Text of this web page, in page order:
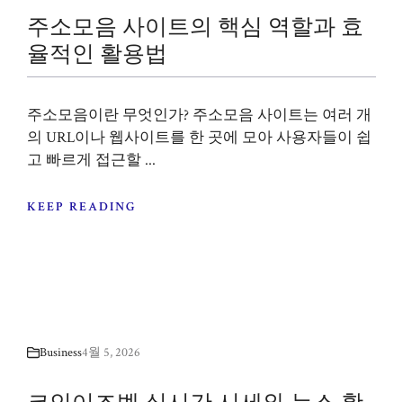
주소모음 사이트의 핵심 역할과 효
율적인 활용법
주소모음이란 무엇인가? 주소모음 사이트는 여러 개
의 URL이나 웹사이트를 한 곳에 모아 사용자들이 쉽
고 빠르게 접근할 ...
KEEP READING
Business4월 5, 2026